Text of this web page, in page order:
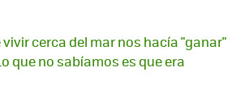
cerca del mar nos hacía "ganar"
que no sabíamos es que era